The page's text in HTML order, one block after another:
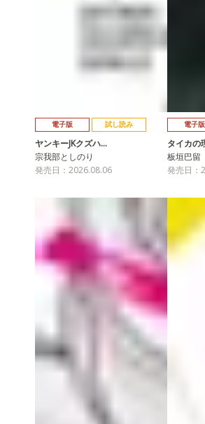
電子版 試し読み
ヤンキーJKクズハ…
宗我部としのり
発売日：2026.08.06
電子版
タイカの
板垣巴留
発売日：